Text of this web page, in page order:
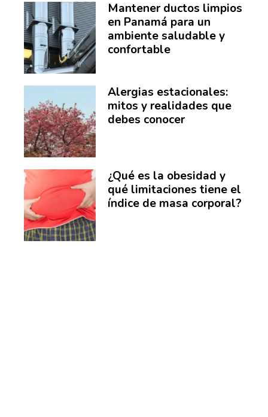
Mantener ductos limpios
en Panamá para un
ambiente saludable y
confortable
Alergias estacionales:
mitos y realidades que
debes conocer
¿Qué es la obesidad y
qué limitaciones tiene el
índice de masa corporal?